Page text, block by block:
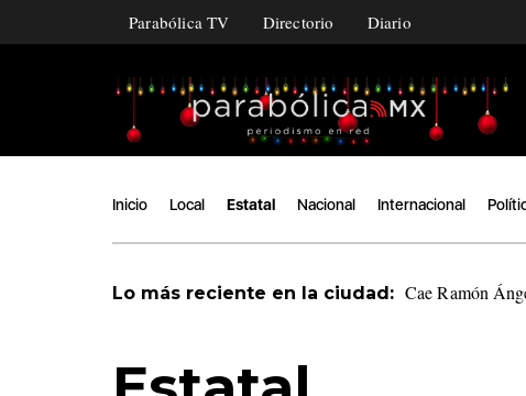
Parabólica TV Directorio Diario
Inicio Local Estatal Nacional Internacional
Lo más reciente en la ciudad: Cae Ramón